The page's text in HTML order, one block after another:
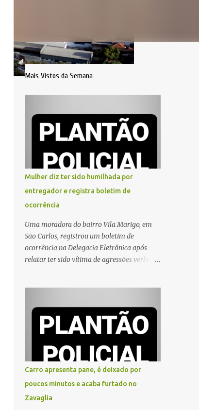
Mais Vistos da Semana
Mulher diz ter sido humilhada por
entregador e registra boletim de
ocorrência
Uma moradora do bairro Vila Marigo, em
São Carlos, registrou um boletim de
ocorrência na Delegacia Eletrônica após
relatar ter sido vítima de agressões verbais
feira (31). A mulher afirmou que o
entregador teria acionado o interfone de
forma equivocada e, em seguida, passou a
atenção de moradores e de pessoas que
estavam nas proximidades. Ainda conforme
o registro policial, a vítima relatou que, ao
receber a entrega, voltou a ser ofendida com
palavras de baixo calão e insultos. Ela
Carro apresenta pane, é deixado por
poucos minutos e acaba furtado no
Zavaglia